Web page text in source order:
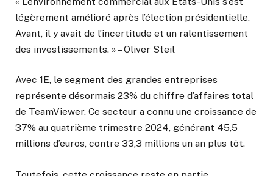
légèrement amélioré après l’élection présidentielle.
Avant, il y avait de l’incertitude et un ralentissement
des investissements. » – Oliver Steil
Avec 1E, le segment des grandes entreprises
représente désormais 23% du chiffre d’affaires total
de TeamViewer. Ce secteur a connu une croissance de
37% au quatrième trimestre 2024, générant 45,5
millions d’euros, contre 33,3 millions un an plus tôt.